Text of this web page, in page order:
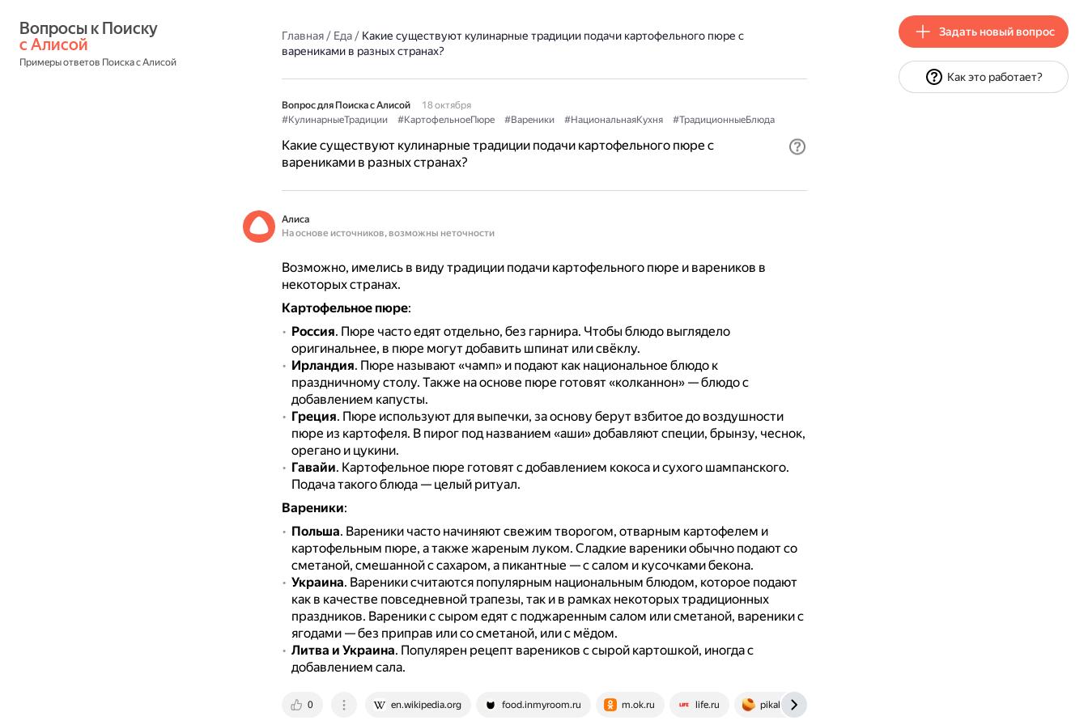
с Алисой
Примеры ответов Поиска с Алисой
Главная/ Еда/ Какие существуют кулинарные традиции подачи картофельного пюре с
варениками в разных странах?
Вопрос для Поиска с Алисой
18 октября
#КулинарныеТрадиции
#КартофельноеПюре #Вареники #НациональнаяКухня #ТрадиционныеБлюда
Какие существуют кулинарные традиции подачи картофельного пюре с
варениками в разных странах?
Алиса
На основе источников, возможны неточности
Возможно, имелись в виду традиции подачи картофельного пюре и вареников в
некоторых странах.
Картофельное пюре:
Россия. Пюре часто едят отдельно, без гарнира. Чтобы блюдо выглядело
оригинальнее, в пюре могут добавить шпинат или свёклу.
Ирландия. Пюре называют «чамп» и подают как национальное блюдо к
праздничному столу. Также на основе пюре готовят «колканнон» — блюдо с
добавлением капусты.
Греция. Пюре используют для выпечки, за основу берут взбитое до воздушности
пюре из картофеля. В пирог под названием «аши» добавляют специи, брынзу, чеснок,
орегано и цукини.
Гавайи. Картофельное пюре готовят с добавлением кокоса и сухого шампанского.
Подача такого блюда — целый ритуал.
Вареники:
Польша. Вареники часто начиняют свежим творогом, отварным картофелем и
картофельным пюре, а также жареным луком. Сладкие вареники обычно подают со
сметаной, смешанной с сахаром, а пикантные — с салом и кусочками бекона.
Украина. Вареники считаются популярным национальным блюдом, которое подают
как в качестве повседневной трапезы, так и в рамках некоторых традиционных
праздников. Вареники с сыром едят с поджаренным салом или сметаной, вареники с
ягодами — без приправ или со сметаной, или с мёдом.
Литва и Украина. Популярен рецепт вареников с сырой картошкой, иногда с
добавлением сала.
0 en.wikipedia.org food.inmyroom.ru m.ok.ru life.ru pikabu.ru
Задать новый вопрос
Как это работает?